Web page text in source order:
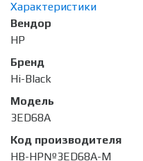
Характеристики
Вендор
HP
Бренд
Hi-Black
Модель
3ED68A
Код производителя
HB-HP№3ED68A-M